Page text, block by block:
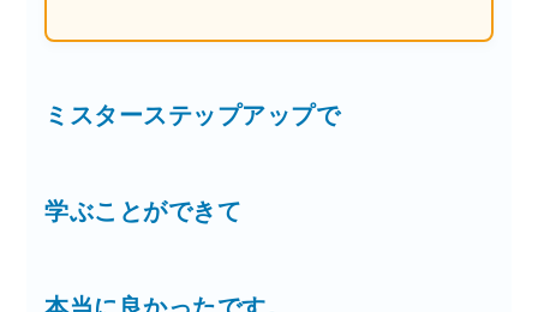
ミスターステップアップで
学ぶことができて